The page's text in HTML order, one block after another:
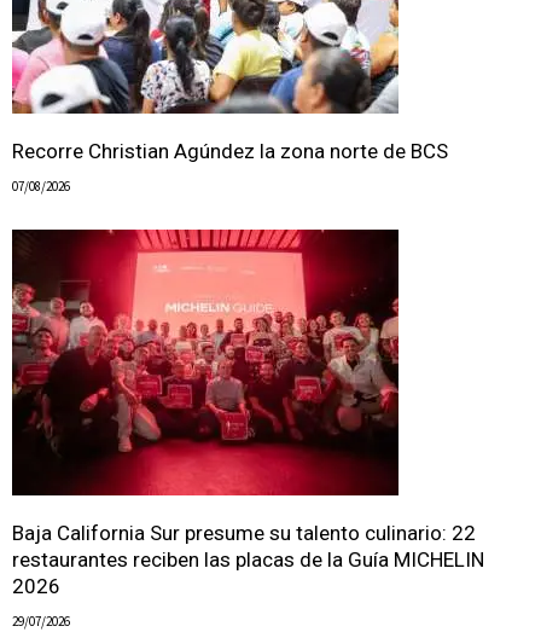
Recorre Christian Agúndez la zona norte de BCS
07/08/2026
Baja California Sur presume su talento culinario: 22
restaurantes reciben las placas de la Guía MICHELIN
2026
29/07/2026